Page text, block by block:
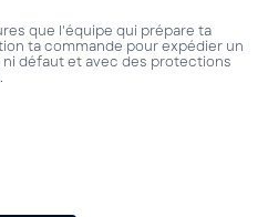
que l'équipe qui prépare ta
ta commande pour expédier un
défaut et avec des protections